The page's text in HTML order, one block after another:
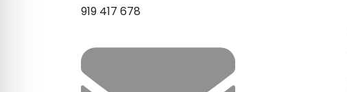
919 417 678